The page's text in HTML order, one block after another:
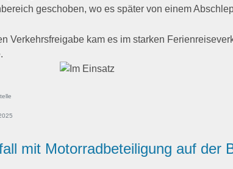
geschoben, wo es später von einem
Verkehrsfreigabe kam es im starken
mit Motorradbeteiligung auf der